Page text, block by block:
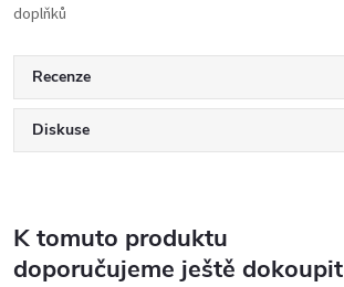
doplňků
Recenze
Diskuse
K tomuto produktu
doporučujeme ještě dokoupit